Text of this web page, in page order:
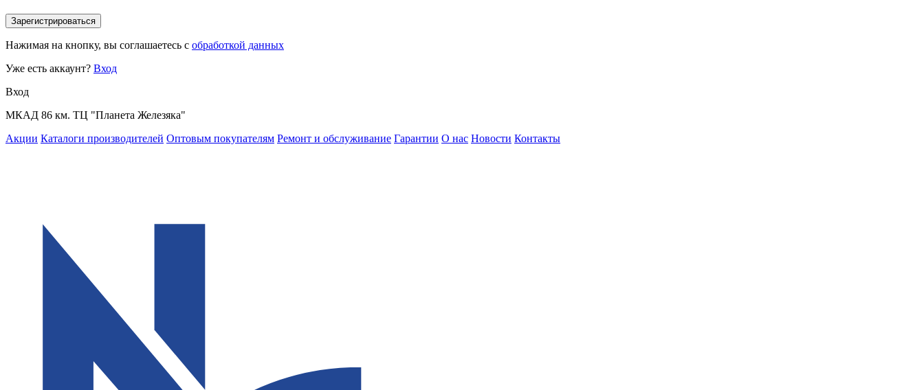
Зарегистрироваться
Нажимая на кнопку, вы соглашаетесь с обработкой данных
Уже есть аккаунт? Вход
Вход
МКАД 86 км. ТЦ "Планета Железяка"
Акции Каталоги производителей Оптовым покупателям Ремонт и обслуживание Гарантии О нас Новости Контакты